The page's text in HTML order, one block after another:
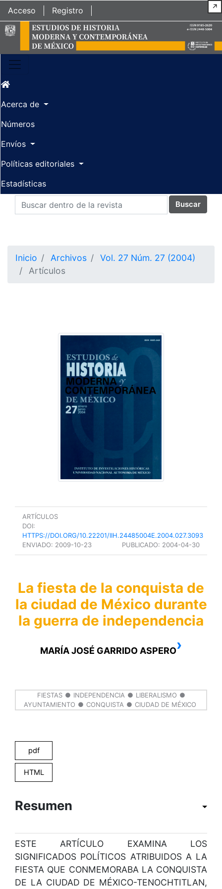
Ir al contenido principal
Ir al menú de navegación principal
Ir al pie de página del sitio
Acceso Registro
Acerca de
Números
Envíos
Políticas editoriales
Estadísticas
Buscar
Inicio Archivos
Vol. 27 Núm. 27 (2004)
Artículos
ARTÍCULOS
DOI:
HTTPS://DOI.ORG/10.22201/IIH.24485004E.2004.027.3093
ENVIADO: 2009-10-23 PUBLICADO: 2004-04-30
La fiesta de la conquista de
la ciudad de México durante
la guerra de independencia
MARÍA JOSÉ GARRIDO ASPERO›
FIESTAS INDEPENDENCIA
LIBERALISMO
AYUNTAMIENTO
CONQUISTA CIUDAD DE MÉXICO
pdf
HTML
Resumen
ESTE ARTÍCULO EXAMINA LOS
SIGNIFICADOS POLÍTICOS ATRIBUIDOS A LA
FIESTA QUE CONMEMORABA LA CONQUISTA
DE LA CIUDAD DE MÉXICO-TENOCHTITLAN,
↗